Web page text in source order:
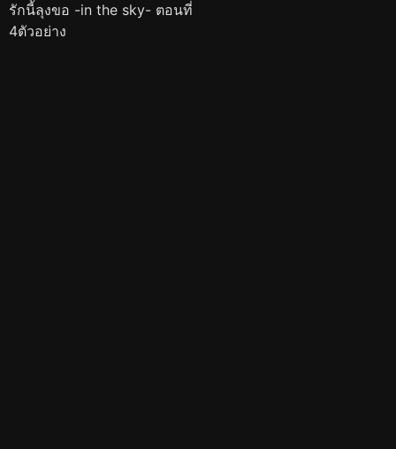
รักนี้ลุงขอ -in the sky- ตอนที่
4ตัวอย่าง